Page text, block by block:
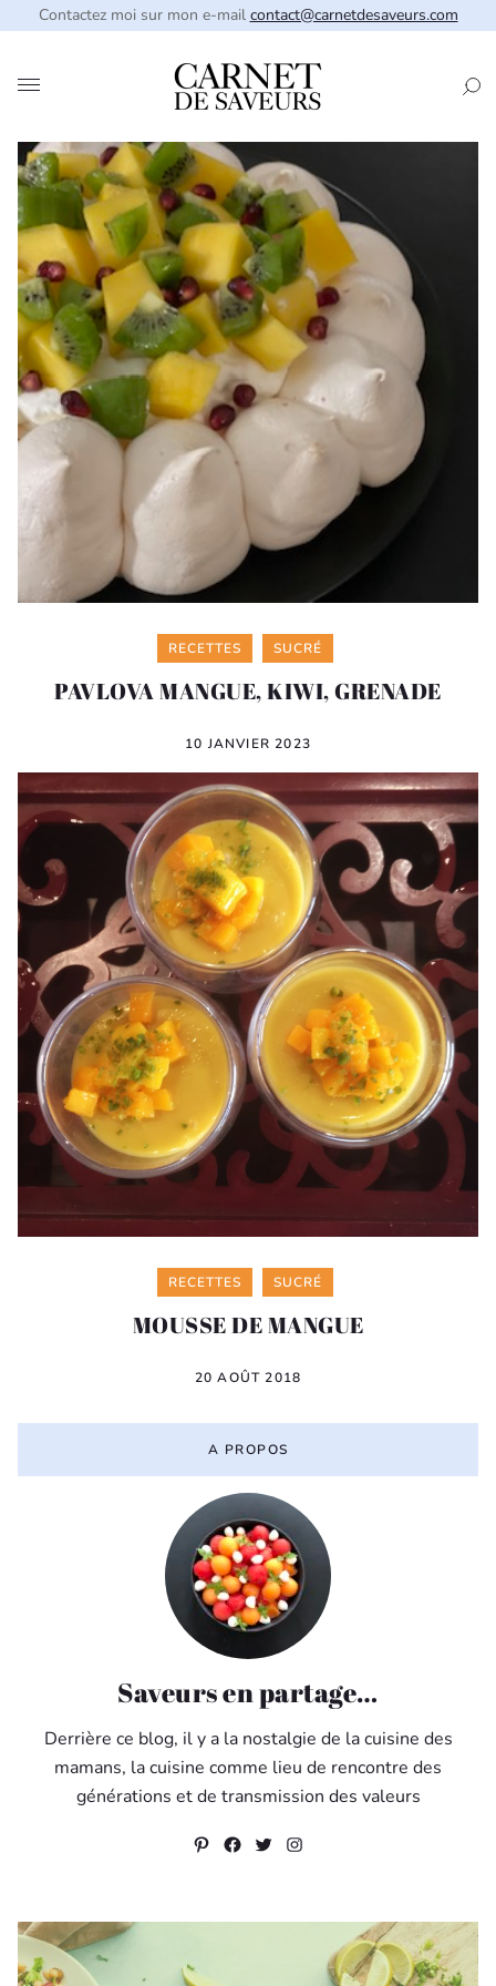
Contactez moi sur mon e-mail contact@carnetdesaveurs.com
Categories
RECETTES SUCRÉ
PAVLOVA MANGUE, KIWI, GRENADE
10 JANVIER 2023
Categories
RECETTES SUCRÉ
MOUSSE DE MANGUE
20 AOÛT 2018
A PROPOS
Saveurs en partage…
Derrière ce blog, il y a la nostalgie de la cuisine des
mamans, la cuisine comme lieu de rencontre des
générations et de transmission des valeurs
Pinterest
Facebook
Twitter
Instagram